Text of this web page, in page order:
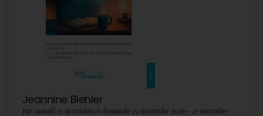
Jeannine Biehler
par samedi 21 novembre et dimanche 22 novembre 2026 - 21 novembre